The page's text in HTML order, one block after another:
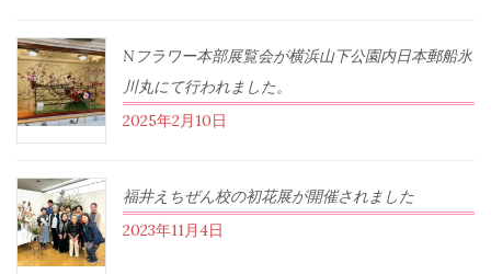
Nフラワー本部展覧会が横浜山下公園内日本郵船氷
川丸にて行われました。
2025年2月10日
福井えちぜん校の初花展が開催されました
2023年11月4日